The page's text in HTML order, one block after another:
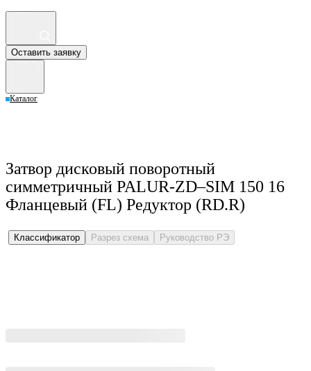
Оставить заявку
Каталог
Затвор дисковый поворотный
симметричный PALUR-ZD–SIM 150 16
Фланцевый (FL) Редуктор (RD.R)
Классификатор Разрез схема Руководство РЭ